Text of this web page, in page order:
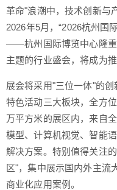
革命"浪潮中，技术创新与
2026年5月，“2026杭州国
——杭州国际博览中心隆重
主题的行业盛会，将成为
展会将采用"三位一体"的
特色活动三大板块，全方
万平方米的展区内，来自
模型、计算机视觉、智能
解决方案。特别值得关注
区"，集中展示国内外主流
商业化应用案例。